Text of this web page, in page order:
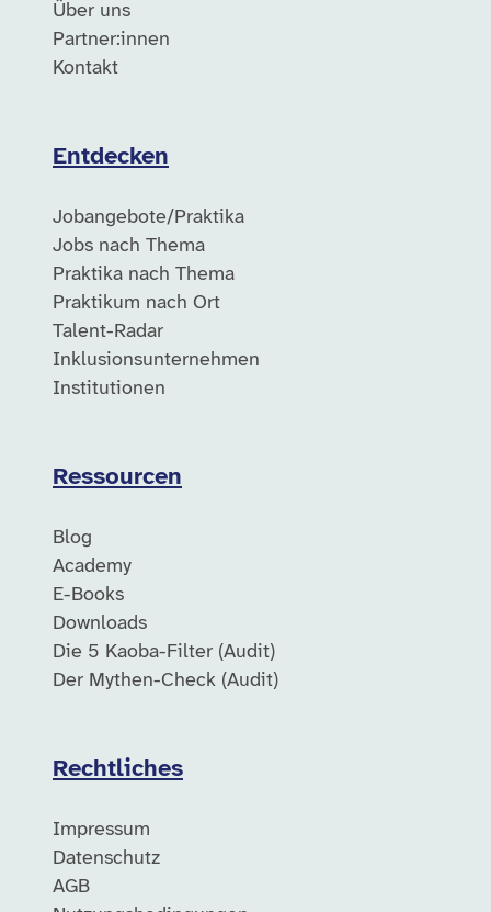
Über uns
Partner:innen
Kontakt
Entdecken
Jobangebote/Praktika
Jobs nach Thema
Praktika nach Thema
Praktikum nach Ort
Talent-Radar
Inklusionsunternehmen
Institutionen
Ressourcen
Blog
Academy
E-Books
Downloads
Die 5 Kaoba-Filter (Audit)
Der Mythen-Check (Audit)
Rechtliches
Impressum
Datenschutz
AGB